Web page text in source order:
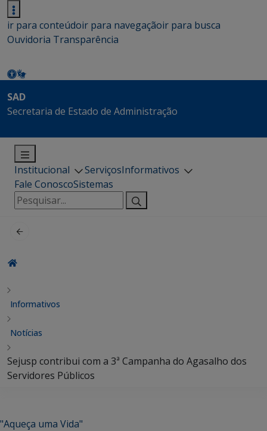
ir para conteúdoir para navegaçãoir para busca
Ouvidoria Transparência
SAD
Secretaria de Estado de Administração
Institucional ServiçosInformativos
Fale ConoscoSistemas
Pesquisar
por:
Informativos
Notícias
Sejusp contribui com a 3ª Campanha do Agasalho dos
Servidores Públicos
"Aqueça uma Vida"